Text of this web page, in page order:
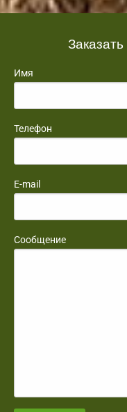
Имя
Телефон
E-mail
Сообщение